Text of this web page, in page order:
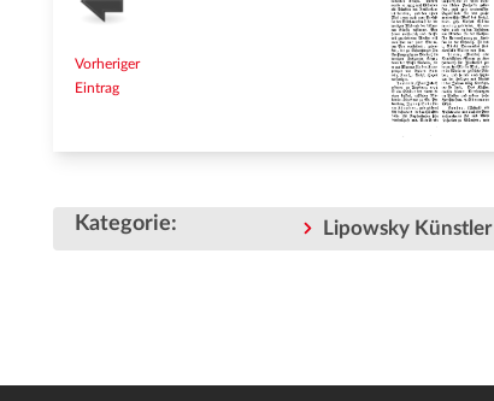
Vorheriger
Eintrag
Kategorie: Lipowsky Künstler I